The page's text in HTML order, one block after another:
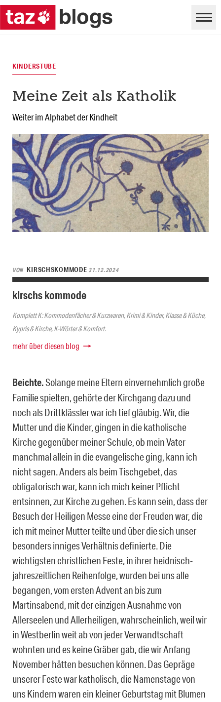
KINDERSTUBE
Meine Zeit als Katholik
Weiter im Alphabet der Kindheit
VON KIRSCHSKOMMODE 31.12.2024
kirschs kommode
Komplett K: Kommodenfächer & Kurzwaren, Krimi & Kinder, Klasse & Küche,
Kypris & Kirche, K-Wörter & Komfort.
mehr über diesen blog
Beichte.Solange meine Eltern einvernehmlich große
Familie spielten, gehörte der Kirchgang dazu und
noch als Drittklässler war ich tief gläubig. Wir, die
Mutter und die Kinder, gingen in die katholische
Kirche gegenüber meiner Schule, ob mein Vater
manchmal allein in die evangelische ging, kann ich
nicht sagen. Anders als beim Tischgebet, das
obligatorisch war, kann ich mich keiner Pflicht
entsinnen, zur Kirche zu gehen. Es kann sein, dass der
Besuch der Heiligen Messe eine der Freuden war, die
ich mit meiner Mutter teilte und über die sich unser
besonders inniges Verhältnis definierte. Die
wichtigsten christlichen Feste, in ihrer heidnisch-
jahreszeitlichen Reihenfolge, wurden bei uns alle
begangen, vom ersten Advent an bis zum
Martinsabend, mit der einzigen Ausnahme von
Allerseelen und Allerheiligen, wahrscheinlich, weil wir
in Westberlin weit ab von jeder Verwandtschaft
wohnten und es keine Gräber gab, die wir Anfang
November hätten besuchen können. Das Gepräge
unserer Feste war katholisch, die Namenstage von
uns Kindern waren ein kleiner Geburtstag mit Blumen